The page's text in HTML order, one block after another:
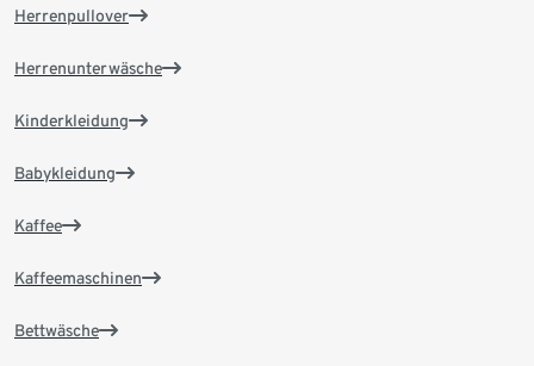
Herrenpullover
Herrenunterwäsche
Kinderkleidung
Babykleidung
Kaffee
Kaffeemaschinen
Bettwäsche